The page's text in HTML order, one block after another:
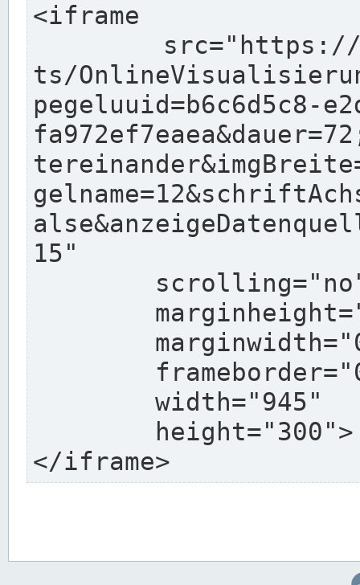
<iframe
ts/
pegeluuid=b6c6d5c8-
15"
</iframe>